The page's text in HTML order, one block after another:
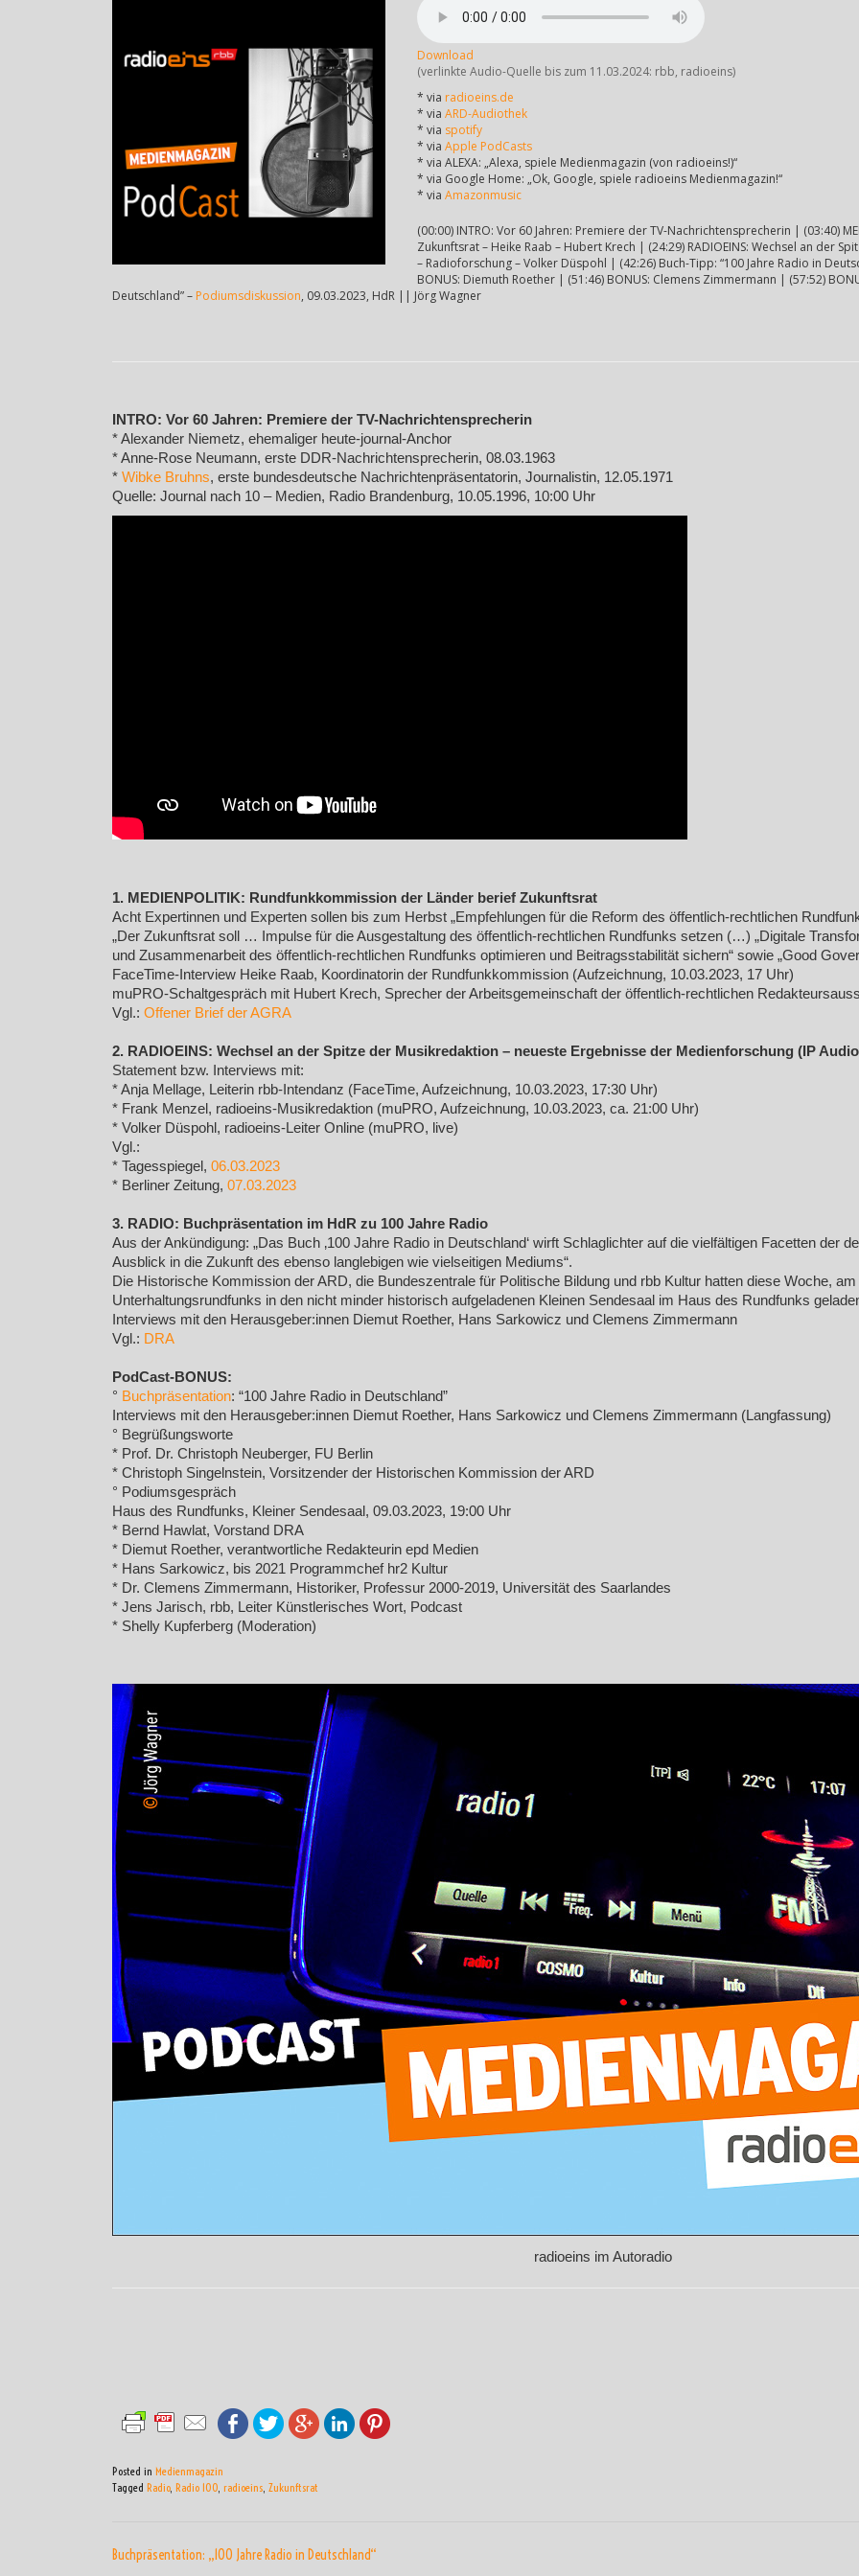
Download
(verlinkte Audio-Quelle bis zum 11.03.2024: rbb, radioeins)
* via radioeins.de
* via ARD-Audiothek
* via spotify
* via Apple PodCasts
* via ALEXA: „Alexa, spiele Medienmagazin (von radioeins!)“
* via Google Home: „Ok, Google, spiele radioeins Medienmagazin!“
* via Amazonmusic
(00:00) INTRO: Vor 60 Jahren: Premiere der TV-Nachrichtensprecherin | (03:40)
Zukunftsrat – Heike Raab – Hubert Krech | (24:29) RADIOEINS: Wechsel an der
– Radioforschung – Volker Düspohl | (42:26) Buch-Tipp: “100 Jahre Radio in
BONUS: Diemuth Roether | (51:46) BONUS: Clemens Zimmermann | (57:52)
Deutschland” – Podiumsdiskussion, 09.03.2023, HdR || Jörg Wagner
INTRO: Vor 60 Jahren: Premiere der TV-Nachrichtensprecherin
* Alexander Niemetz, ehemaliger heute-journal-Anchor
* Anne-Rose Neumann, erste DDR-Nachrichtensprecherin, 08.03.1963
* Wibke Bruhns, erste bundesdeutsche Nachrichtenpräsentatorin, Journalistin, 12.05.1971
Quelle: Journal nach 10 – Medien, Radio Brandenburg, 10.05.1996, 10:00 Uhr
1. MEDIENPOLITIK: Rundfunkkommission der Länder berief Zukunftsrat
Acht Expertinnen und Experten sollen bis zum Herbst „Empfehlungen für die Reform des öffentlich-rechtlichen
„Der Zukunftsrat soll … Impulse für die Ausgestaltung des öffentlich-rechtlichen Rundfunks setzen (…) „Digitale
und Zusammenarbeit des öffentlich-rechtlichen Rundfunks optimieren und Beitragsstabilität sichern“ sowie „Good
FaceTime-Interview Heike Raab, Koordinatorin der Rundfunkkommission (Aufzeichnung, 10.03.2023, 17 Uhr)
muPRO-Schaltgespräch mit Hubert Krech, Sprecher der Arbeitsgemeinschaft der öffentlich-rechtlichen
Vgl.: Offener Brief der AGRA
2. RADIOEINS: Wechsel an der Spitze der Musikredaktion – neueste Ergebnisse der Medienforschung (IP Audio
Statement bzw. Interviews mit:
* Anja Mellage, Leiterin rbb-Intendanz (FaceTime, Aufzeichnung, 10.03.2023, 17:30 Uhr)
* Frank Menzel, radioeins-Musikredaktion (muPRO, Aufzeichnung, 10.03.2023, ca. 21:00 Uhr)
* Volker Düspohl, radioeins-Leiter Online (muPRO, live)
Vgl.:
* Tagesspiegel, 06.03.2023
* Berliner Zeitung, 07.03.2023
3. RADIO: Buchpräsentation im HdR zu 100 Jahre Radio
Aus der Ankündigung: „Das Buch ‚100 Jahre Radio in Deutschland‘ wirft Schlaglichter auf die vielfältigen Facetten der
Ausblick in die Zukunft des ebenso langlebigen wie vielseitigen Mediums“.
Die Historische Kommission der ARD, die Bundeszentrale für Politische Bildung und rbb Kultur hatten diese Woche,
Unterhaltungsrundfunks in den nicht minder historisch aufgeladenen Kleinen Sendesaal im Haus des Rundfunks
Interviews mit den Herausgeber:innen Diemut Roether, Hans Sarkowicz und Clemens Zimmermann
Vgl.: DRA
PodCast-BONUS:
° Buchpräsentation: “100 Jahre Radio in Deutschland”
Interviews mit den Herausgeber:innen Diemut Roether, Hans Sarkowicz und Clemens Zimmermann (Langfassung)
° Begrüßungsworte
* Prof. Dr. Christoph Neuberger, FU Berlin
* Christoph Singelnstein, Vorsitzender der Historischen Kommission der ARD
° Podiumsgespräch
Haus des Rundfunks, Kleiner Sendesaal, 09.03.2023, 19:00 Uhr
* Bernd Hawlat, Vorstand DRA
* Diemut Roether, verantwortliche Redakteurin epd Medien
* Hans Sarkowicz, bis 2021 Programmchef hr2 Kultur
* Dr. Clemens Zimmermann, Historiker, Professur 2000-2019, Universität des Saarlandes
* Jens Jarisch, rbb, Leiter Künstlerisches Wort, Podcast
* Shelly Kupferberg (Moderation)
radioeins im Autoradio
Posted in Medienmagazin
Tagged Radio, Radio 100 radioeins Zukunftsrat
Buchpräsentation: „100 Jahre Radio in Deutschland“